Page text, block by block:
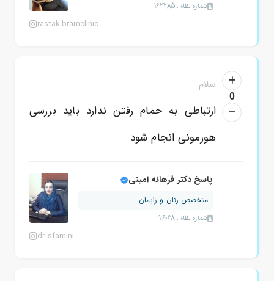
شماره نظام: 162285
rastak.brainclinic
0
سلام
ارتباطی به حمام رفتن ندارد باید بررسی
هورمونی انجام شود
پاسخ دکتر فرهانه امینی
متخصص زنان و زایمان
شماره نظام: 96068
dr.sfamini